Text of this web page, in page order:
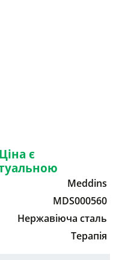
Ціна є
Meddins
MDS000560
Нержавіюча сталь
Терапія